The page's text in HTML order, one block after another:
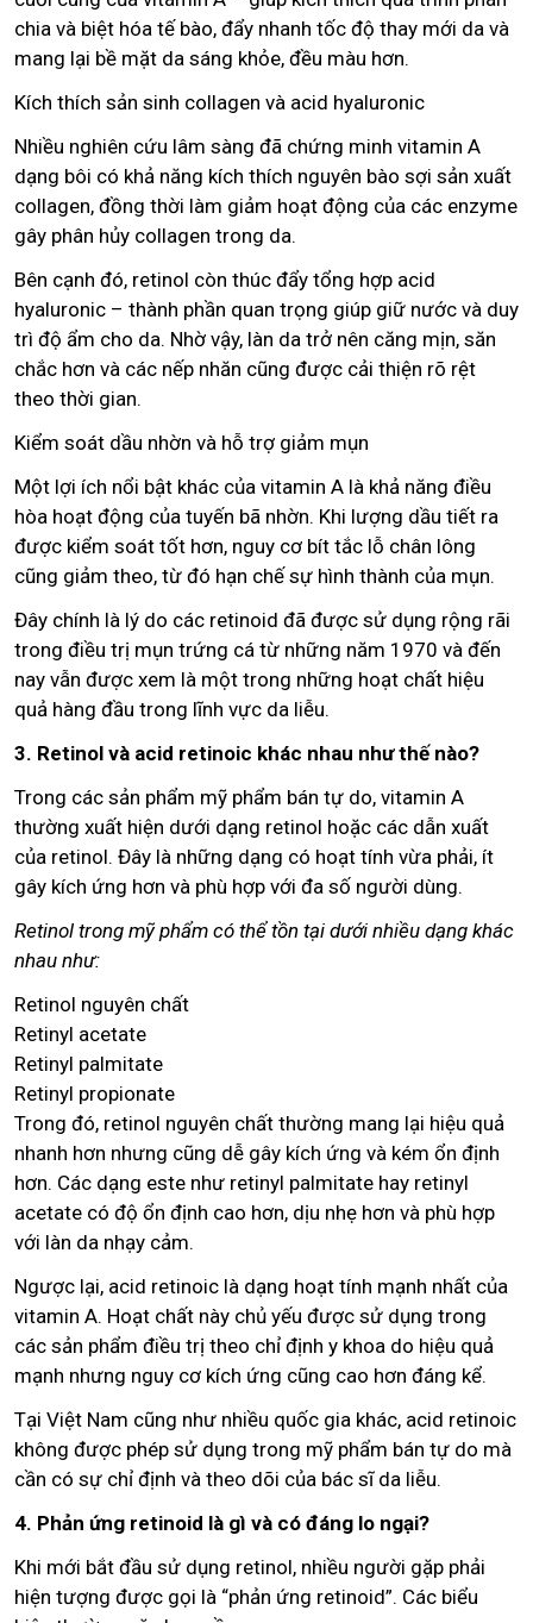
chia và biệt hóa tế bào, đẩy nhanh tốc độ thay mới da và
mang lại bề mặt da sáng khỏe, đều màu hơn.
Kích thích sản sinh collagen và acid hyaluronic
Nhiều nghiên cứu lâm sàng đã chứng minh vitamin A
dạng bôi có khả năng kích thích nguyên bào sợi sản xuất
collagen, đồng thời làm giảm hoạt động của các enzyme
gây phân hủy collagen trong da.
Bên cạnh đó, retinol còn thúc đẩy tổng hợp acid
hyaluronic – thành phần quan trọng giúp giữ nước và duy
trì độ ẩm cho da. Nhờ vậy, làn da trở nên căng mịn, săn
chắc hơn và các nếp nhăn cũng được cải thiện rõ rệt
theo thời gian.
Kiểm soát dầu nhờn và hỗ trợ giảm mụn
Một lợi ích nổi bật khác của vitamin A là khả năng điều
hòa hoạt động của tuyến bã nhờn. Khi lượng dầu tiết ra
được kiểm soát tốt hơn, nguy cơ bít tắc lỗ chân lông
cũng giảm theo, từ đó hạn chế sự hình thành của mụn.
Đây chính là lý do các retinoid đã được sử dụng rộng rãi
trong điều trị mụn trứng cá từ những năm 1970 và đến
nay vẫn được xem là một trong những hoạt chất hiệu
quả hàng đầu trong lĩnh vực da liễu.
3. Retinol và acid retinoic khác nhau như thế nào?
Trong các sản phẩm mỹ phẩm bán tự do, vitamin A
thường xuất hiện dưới dạng retinol hoặc các dẫn xuất
của retinol. Đây là những dạng có hoạt tính vừa phải, ít
gây kích ứng hơn và phù hợp với đa số người dùng.
Retinol trong mỹ phẩm có thể tồn tại dưới nhiều dạng khác
nhau như:
Retinol nguyên chất
Retinyl acetate
Retinyl palmitate
Retinyl propionate
Trong đó, retinol nguyên chất thường mang lại hiệu quả
nhanh hơn nhưng cũng dễ gây kích ứng và kém ổn định
hơn. Các dạng este như retinyl palmitate hay retinyl
acetate có độ ổn định cao hơn, dịu nhẹ hơn và phù hợp
với làn da nhạy cảm.
Ngược lại, acid retinoic là dạng hoạt tính mạnh nhất của
vitamin A. Hoạt chất này chủ yếu được sử dụng trong
các sản phẩm điều trị theo chỉ định y khoa do hiệu quả
mạnh nhưng nguy cơ kích ứng cũng cao hơn đáng kể.
Tại Việt Nam cũng như nhiều quốc gia khác, acid retinoic
không được phép sử dụng trong mỹ phẩm bán tự do mà
cần có sự chỉ định và theo dõi của bác sĩ da liễu.
4. Phản ứng retinoid là gì và có đáng lo ngại?
Khi mới bắt đầu sử dụng retinol, nhiều người gặp phải
hiện tượng được gọi là “phản ứng retinoid”. Các biểu